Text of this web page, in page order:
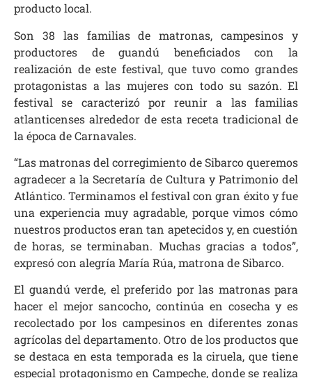
producto local.
Son 38 las familias de matronas, campesinos y
productores de guandú beneficiados con la
realización de este festival, que tuvo como grandes
protagonistas a las mujeres con todo su sazón. El
festival se caracterizó por reunir a las familias
atlanticenses alrededor de esta receta tradicional de
la época de Carnavales.
“Las matronas del corregimiento de Sibarco queremos
agradecer a la Secretaría de Cultura y Patrimonio del
Atlántico. Terminamos el festival con gran éxito y fue
una experiencia muy agradable, porque vimos cómo
nuestros productos eran tan apetecidos y, en cuestión
de horas, se terminaban. Muchas gracias a todos”,
expresó con alegría María Rúa, matrona de Sibarco.
El guandú verde, el preferido por las matronas para
hacer el mejor sancocho, continúa en cosecha y es
recolectado por los campesinos en diferentes zonas
agrícolas del departamento. Otro de los productos que
se destaca en esta temporada es la ciruela, que tiene
especial protagonismo en Campeche, donde se realiza